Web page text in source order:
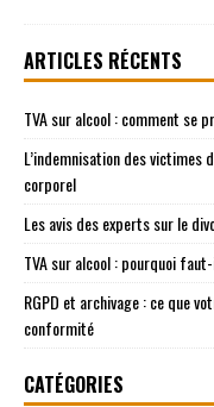
ARTICLES RÉCENTS
TVA sur alcool : comment se
L’indemnisation des victimes
corporel
Les avis des experts sur le
TVA sur alcool : pourquoi
RGPD et archivage : ce que
conformité
CATÉGORIES